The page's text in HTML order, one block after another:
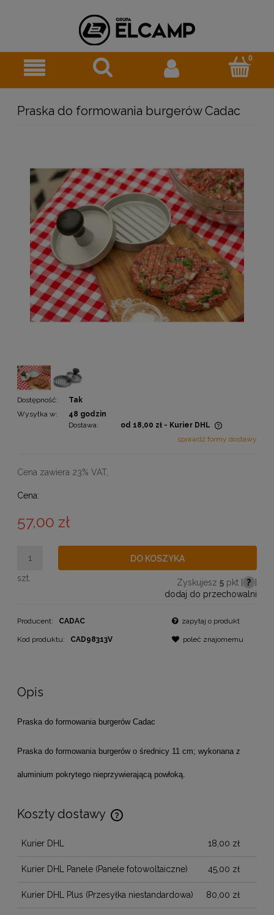
Praska do formowania burgerów Cadac
Dostępność:
Tak
Wysyłka w:
48 godzin
Dostawa:
od 18,00 zł - Kurier DHL
Cena nie zawiera ewentualnych kosztów płatności
sprawdź formy dostawy
Cena zawiera 23% VAT,
Cena:
57,00 zł
szt.
DO KOSZYKA
Zyskujesz 5pkt [ ? ]
dodaj do przechowalni
Producent: CADAC
Kod produktu: CAD98313V
zapytaj o produkt
poleć znajomemu
Opis
Praska do formowania burgerów Cadac
Praska do formowania burgerów o średnicy 11 cm; wykonana z
aluminium pokrytego nieprzywierającą powłoką.
Koszty dostawy
Cena nie zawiera ewentualnych kosztów płatności
Kurier DHL 18,00 zł
Kurier DHL Panele (Panele fotowoltaiczne) 45,00 zł
Kurier DHL Plus (Przesyłka niestandardowa) 80,00 zł